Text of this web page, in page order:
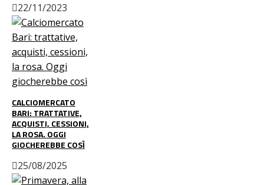
22/11/2023
CALCIOMERCATO
BARI: TRATTATIVE,
ACQUISTI, CESSIONI,
LA ROSA. OGGI
GIOCHEREBBE COSÌ
25/08/2025